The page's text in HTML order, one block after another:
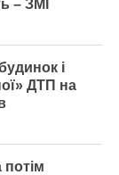
– ЗМІ
і
ДТП на
потім